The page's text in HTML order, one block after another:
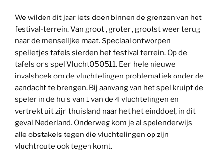
We wilden dit jaar iets doen binnen de grenzen van het
festival-terrein. Van groot , groter , grootst weer terug
naar de menselijke maat. Speciaal ontworpen
spelletjes tafels sierden het festival terrein. Op de
tafels ons spel Vlucht050511. Een hele nieuwe
invalshoek om de vluchtelingen problematiek onder de
aandacht te brengen. Bij aanvang van het spel kruipt de
speler in de huis van 1 van de 4 vluchtelingen en
vertrekt uit zijn thuisland naar het het einddoel, in dit
geval Nederland. Onderweg kom je al spelenderwijs
alle obstakels tegen die vluchtelingen op zijn
vluchtroute ook tegen komt.